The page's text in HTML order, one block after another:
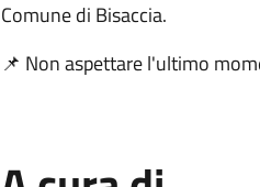
Comune di Bisaccia.
📌 Non aspettare l'ultimo